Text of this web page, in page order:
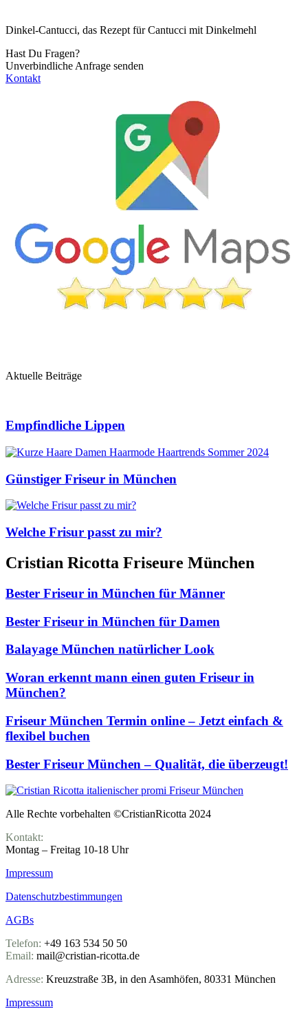
Dinkel-Cantucci, das Rezept für Cantucci mit Dinkelmehl
Hast Du Fragen?
Unverbindliche Anfrage senden
Kontakt
Aktuelle Beiträge
Empfindliche Lippen
Günstiger Friseur in München
Welche Frisur passt zu mir?
Cristian Ricotta Friseure München
Bester Friseur in München für Männer
Bester Friseur in München für Damen
Balayage München natürlicher Look
Woran erkennt mann einen guten Friseur in
München?
Friseur München Termin online – Jetzt einfach &
flexibel buchen
Bester Friseur München – Qualität, die überzeugt!
Alle Rechte vorbehalten ©CristianRicotta 2024
Kontakt:
Montag – Freitag 10-18 Uhr
Impressum
Datenschutz­bestimmungen
AGBs
Telefon: +49 163 534 50 50
Email: mail@cristian-ricotta.de
Adresse: Kreuzstraße 3B, in den Asamhöfen, 80331 München
Impressum